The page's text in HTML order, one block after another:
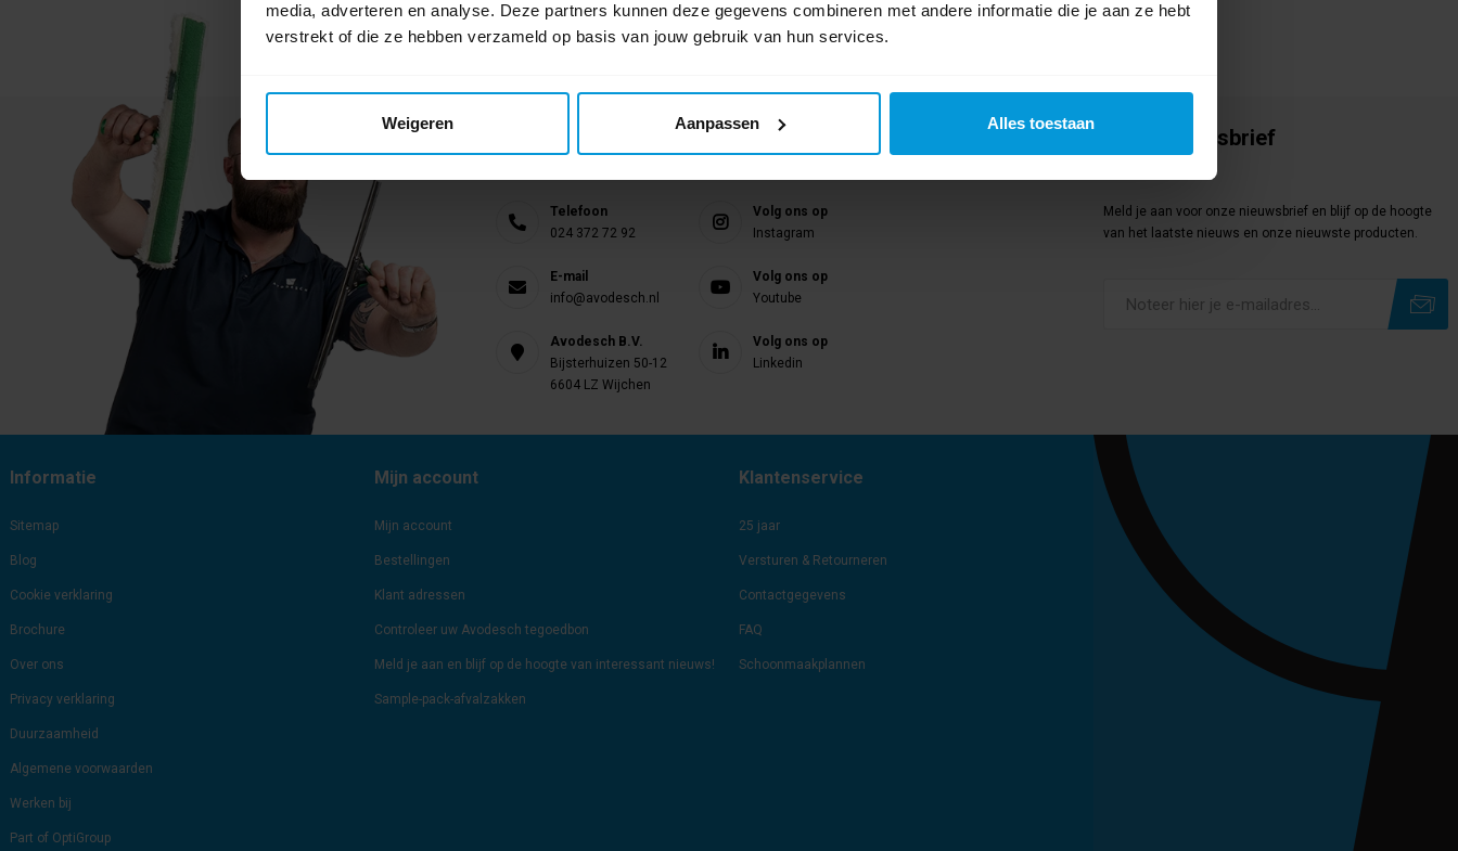
media, adverteren en analyse. Deze partners kunnen deze gegevens combineren met andere informatie die je aan ze hebt
verstrekt of die ze hebben verzameld op basis van jouw gebruik van hun services.
Weigeren Aanpassen Alles toestaan
Telefoon
024 372 72 92
E-mail
info@avodesch.nl
Avodesch B.V.
Bijsterhuizen 50-12
6604 LZ Wijchen
Volg ons op
Instagram
Volg ons op
Youtube
Volg ons op
Linkedin
Onze nieuwsbrief
Meld je aan voor onze nieuwsbrief en blijf op de hoogte
van het laatste nieuws en onze nieuwste producten.
Informatie
Sitemap
Blog
Cookie verklaring
Brochure
Over ons
Privacy verklaring
Duurzaamheid
Algemene voorwaarden
Werken bij
Part of OptiGroup
Mijn account
Mijn account
Bestellingen
Klant adressen
Controleer uw Avodesch tegoedbon
Meld je aan en blijf op de hoogte van interessant nieuws!
Sample-pack-afvalzakken
Klantenservice
25 jaar
Versturen & Retourneren
Contactgegevens
FAQ
Schoonmaakplannen